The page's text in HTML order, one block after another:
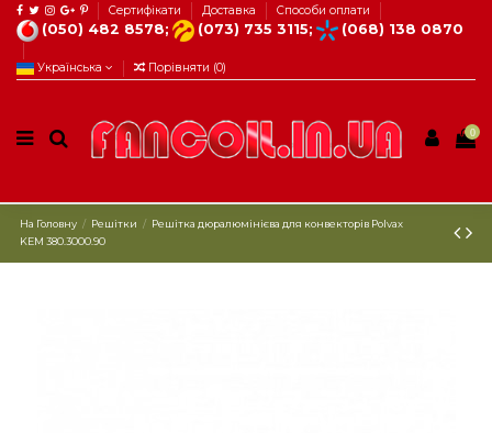
Сертифікати Доставка Способи оплати
(050) 482 8578; (073) 735 3115; (068) 138 0870
Українська Порівняти (0)
0
На Головну Решітки
Решітка дюралюмінієва для конвекторів Рolvax
KEM 380.3000.90